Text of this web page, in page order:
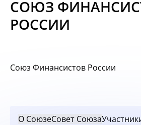
Материалы
СОЮЗ
РОССИИ
Союз Финансистов России
О СоюзеСовет Союза